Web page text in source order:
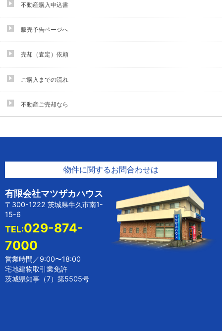
不動産購入申込書
販売予告ページへ
売却（査定）依頼
ご購入までの流れ
不動産ご売却なら
物件に関するお問合わせは
有限会社マツザカハウス
〒300-1222 茨城県牛久市南1-
15-6
TEL:029-874-
7000
営業時間／9:00〜18:00
宅地建物取引業免許
茨城県知事（7）第5505号